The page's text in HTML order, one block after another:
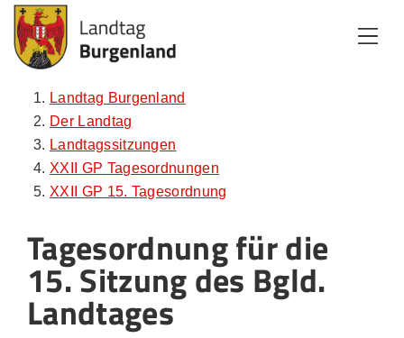
Zum Inhalt
Zum Menü
Zur Suche
Landtag Burgenland
Der Landtag
Landtagssitzungen
XXII GP Tagesordnungen
XXII GP 15. Tagesordnung
Tagesordnung für die
15. Sitzung des Bgld.
Landtages